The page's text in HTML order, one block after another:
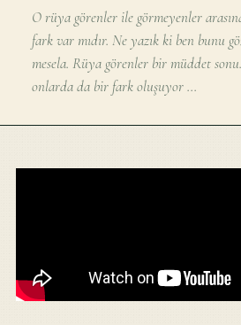
O rüya görenler ile görmeyenler
fark var mıdır. Ne yazık ki ben bunu
mesela. Rüya görenler bir müddet
onlarda da bir fark oluşuyor ...